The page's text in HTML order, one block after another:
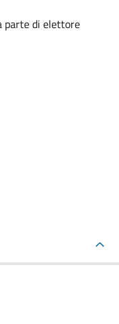
parte di elettore